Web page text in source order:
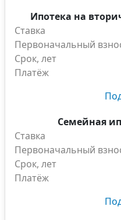
Ипотека на
Ставка
Первоначальный
Срок, лет
Платёж
Семейная
Ставка
Первоначальный
Срок, лет
Платёж